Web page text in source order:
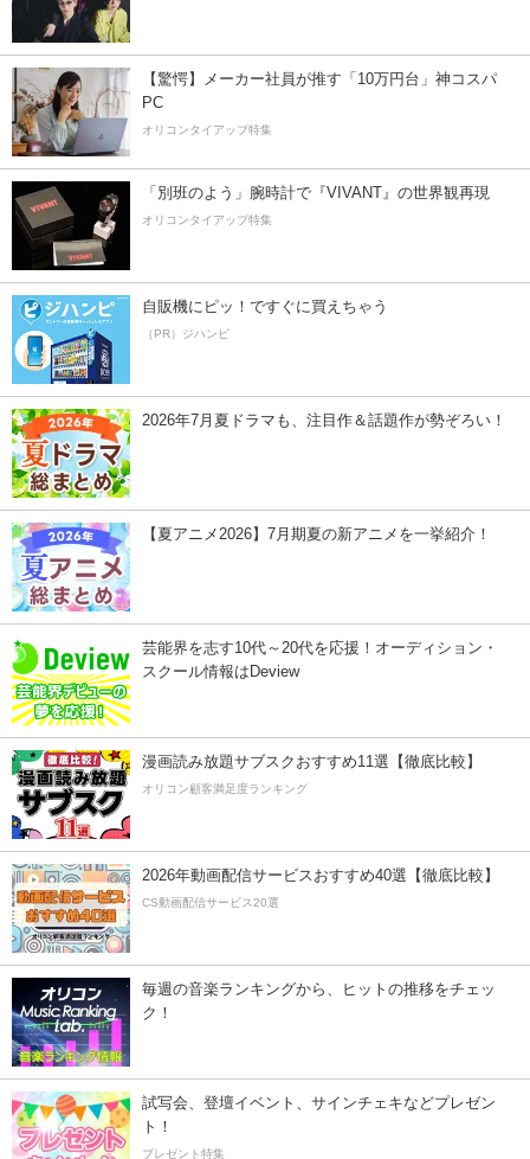
【驚愕】メーカー社員が推す「10万円台」神コスパ
PC
オリコンタイアップ特集
「別班のよう」腕時計で『VIVANT』の世界観再現
オリコンタイアップ特集
自販機にピッ！ですぐに買えちゃう
（PR）ジハンピ
2026年7月夏ドラマも、注目作＆話題作が勢ぞろい！
【夏アニメ2026】7月期夏の新アニメを一挙紹介！
芸能界を志す10代～20代を応援！オーディション・
スクール情報はDeview
漫画読み放題サブスクおすすめ11選【徹底比較】
オリコン顧客満足度ランキング
2026年動画配信サービスおすすめ40選【徹底比較】
CS動画配信サービス20選
毎週の音楽ランキングから、ヒットの推移をチェッ
ク！
試写会、登壇イベント、サインチェキなどプレゼン
ト！
プレゼント特集